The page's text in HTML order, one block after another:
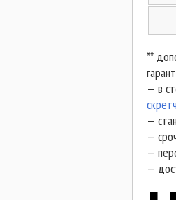
**
— в
—
—
—
—